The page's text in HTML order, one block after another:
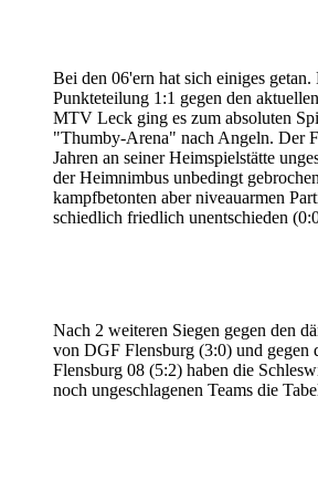
Bei den 06'ern hat sich einiges getan.
Punkteteilung 1:1 gegen den
MTV Leck ging es zum absoluten
"Thumby-Arena" nach Angeln. Der
Jahren an seiner Heimspielstätte
der Heimnimbus unbedingt
kampfbetonten aber niveauarmen
schiedlich friedlich unentschieden
Nach 2 weiteren Siegen gegen den
von DGF Flensburg (3:0) und gegen
Flensburg 08 (5:2) haben die
noch ungeschlagenen Teams die